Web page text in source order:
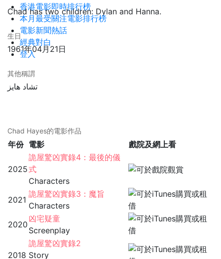
香港電影即時排行榜
本月最受關注電影排行榜
電影新聞熱話
經典對白
登入
Chad has two children: Dylan and Hanna.
生日
1961年04月21日
其他稱謂
تشاد هايز
Chad Hayes的電影作品
年份 電影 戲院及網上看
2025
詭屋驚凶實錄4：最後的儀
式
Characters
2021
詭屋驚凶實錄3：魔旨
Characters
2020
凶宅疑童
Screenplay
2018
詭屋驚凶實錄2
Story